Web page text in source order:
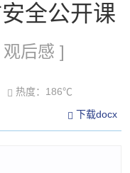
全公开课
观后感 ]
热度：186℃
下载docx